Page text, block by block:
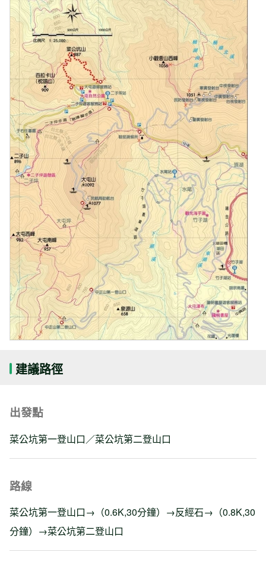
建議路徑
出發點
菜公坑第一登山口／菜公坑第二登山口
路線
菜公坑第一登山口→（0.6K,30分鐘）→反經石→（0.8K,30
分鐘）→菜公坑第二登山口